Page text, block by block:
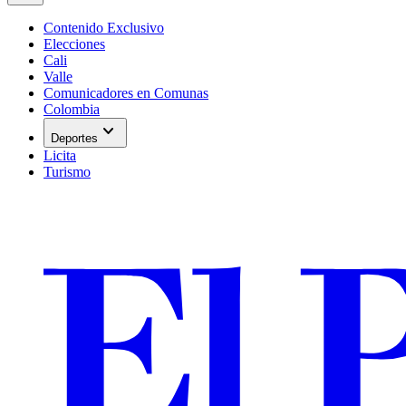
Contenido Exclusivo
Elecciones
Cali
Valle
Comunicadores en Comunas
Colombia
Deportes expand_more
Licita
Turismo